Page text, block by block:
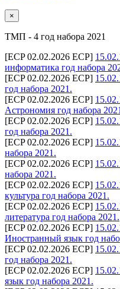
×
ТМП - 4 год набора 2021
[ECP 02.02.2026 ECP]
информатика год набора
[ECP 02.02.2026 ECP]
год набора 2021.
[ECP 02.02.2026 ECP]
Астрономия год набора
[ECP 02.02.2026 ECP]
год набора 2021.
[ECP 02.02.2026 ECP]
набора 2021.
[ECP 02.02.2026 ECP]
набора 2021.
[ECP 02.02.2026 ECP]
культура год набора 2021.
[ECP 02.02.2026 ECP]
литература год набора 2021.
[ECP 02.02.2026 ECP]
Иностранный язык год
[ECP 02.02.2026 ECP]
год набора 2021.
[ECP 02.02.2026 ECP]
язык год набора 2021.